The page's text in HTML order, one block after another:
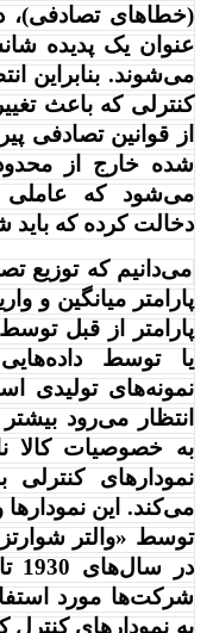
(خطاهای تصادفی)،‌
عنوان یک پدیده
می‌شوند. بنابراین
کنترلی که باعث
از قوانین تصادفی
شده خارج از
می‌شود که عاملی
دخالت کرده که
می‌دانیم که توزیع
پارامتر میانگین و
پارامتر از قبل
یا توسط
نمونه‌های تولیدی
انتظار می‌رود
به خصوصیات کالا
نمودارهای
می‌کند. این
توسط «والتر
شرکت‌ها مورد
به نمودارهای کنترل